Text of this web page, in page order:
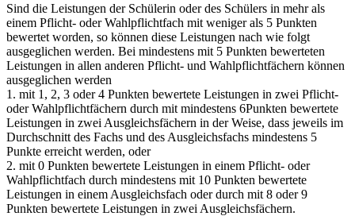
Sind die Leistungen der Schülerin oder des Schülers in mehr als
einem Pflicht- oder Wahlpflichtfach mit weniger als 5 Punkten
bewertet worden, so können diese Leistungen nach wie folgt
ausgeglichen werden. Bei mindestens mit 5 Punkten bewerteten
Leistungen in allen anderen Pflicht- und Wahlpflichtfächern können
ausgeglichen werden
1. mit 1, 2, 3 oder 4 Punkten bewertete Leistungen in zwei Pflicht-
oder Wahlpflichtfächern durch mit mindestens 6Punkten bewertete
Leistungen in zwei Ausgleichsfächern in der Weise, dass jeweils im
Durchschnitt des Fachs und des Ausgleichsfachs mindestens 5
Punkte erreicht werden, oder
2. mit 0 Punkten bewertete Leistungen in einem Pflicht- oder
Wahlpflichtfach durch mindestens mit 10 Punkten bewertete
Leistungen in einem Ausgleichsfach oder durch mit 8 oder 9
Punkten bewertete Leistungen in zwei Ausgleichsfächern.